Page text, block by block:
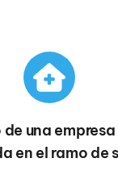
de una
en el ramo de